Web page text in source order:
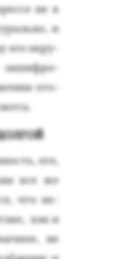
не в
и
его ок­ру­
это­
его,
все же
что не­
как и
не